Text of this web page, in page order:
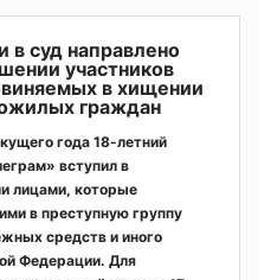
в суд направлено
участников
в хищении
граждан
года 18-летний
вступил в
лицами, которые
в преступную группу
средств и иного
Федерации. Для